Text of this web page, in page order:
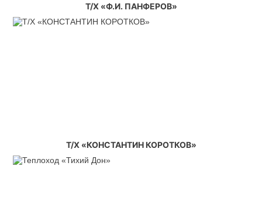
Т/Х «Ф.И. ПАНФЕРОВ»
Т/Х «КОНСТАНТИН КОРОТКОВ»